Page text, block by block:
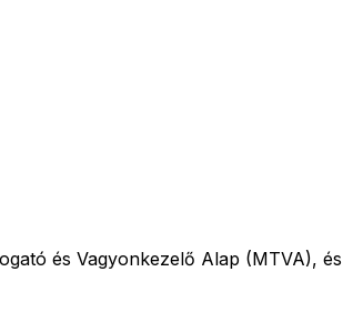
és Vagyonkezelő Alap (MTVA), és